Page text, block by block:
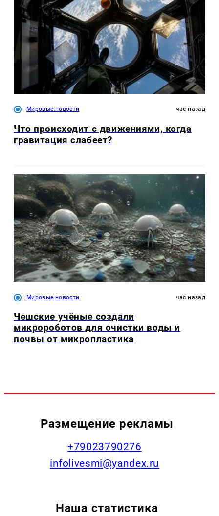
Мировые новости час назад
Что происходит с движениями, когда
гравитация слабеет?
Мировые новости час назад
Чешские учёные создали
микророботов для очистки воды и
почвы от микропластика
Размещение рекламы
+79023790276
infolivesmi@yandex.ru
Наша статистика